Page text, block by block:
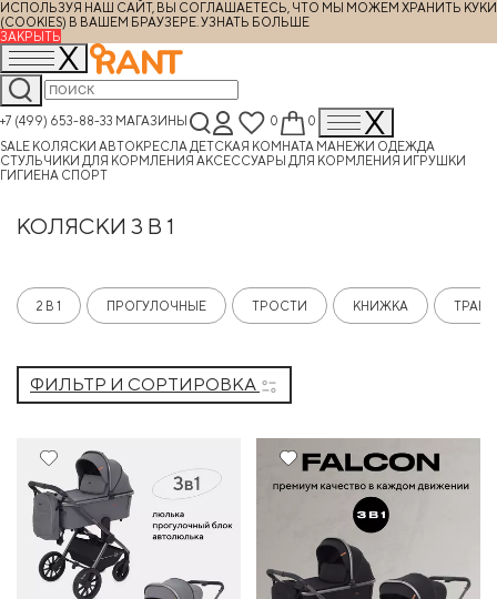
ИСПОЛЬЗУЯ НАШ САЙТ, ВЫ СОГЛАШАЕТЕСЬ, ЧТО МЫ МОЖЕМ ХРАНИТЬ КУКИ
(COOKIES) В ВАШЕМ БРАУЗЕРЕ. УЗНАТЬ БОЛЬШЕ
ЗАКРЫТЬ
+7 (499) 653-88-33 МАГАЗИНЫ 0
0
SALE КОЛЯСКИ АВТОКРЕСЛА ДЕТСКАЯ КОМНАТА МАНЕЖИ ОДЕЖДА
СТУЛЬЧИКИ ДЛЯ КОРМЛЕНИЯ АКСЕССУАРЫ ДЛЯ КОРМЛЕНИЯ ИГРУШКИ
ГИГИЕНА СПОРТ
КОЛЯСКИ 3 В 1
2 В 1 ПРОГУЛОЧНЫЕ ТРОСТИ КНИЖКА
ФИЛЬТР И СОРТИРОВКА
20% Хит 20% Хит